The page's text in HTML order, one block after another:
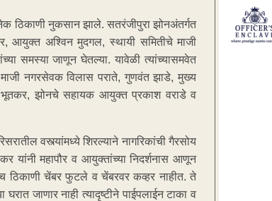
ठिकाणी नुकसान झाले. सतरंजीपुरा झोनअंतर्गत
आयुक्त अश्विन मुदगल, स्थायी समितीचे माजी
समस्या जाणून घेतल्या. यावेळी त्यांच्यासमवेत
नगरसेवक विलास पराते, गुणवंत झाडे, मुख्य
भूतकर, झोनचे सहायक आयुक्त प्रकाश वराडे व
वस्त्यांमध्ये शिरल्याने नागरिकांची गैरसोय
यांनी महापौर व आयुक्तांच्या निदर्शनास आणून
ठिकाणी चेंबर फुटले व चेंबरवर कव्हर नाहीत. ते
जाणार नाही त्यादृष्टीने पाईपलाईन टाका व